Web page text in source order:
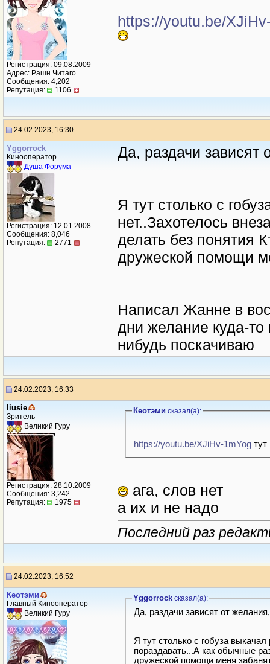
Регистрация: 09.08.2009
Адрес: Рашн Читаго
Сообщения: 4,202
Репутация:
1106
https://youtu.be/
24.02.2023, 16:30
Yggorrock
Кинооператор
Душа Форума
Регистрация: 12.01.2008
Сообщения: 8,046
Репутация:
2771
Да, раздачи зависят
Я тут столько с
нет..Захотелось
делать без понятия
дружеской помощи
Написал Жанне в
дни желание куда-
нибудь поскачиваю
24.02.2023, 16:33
liusie
Зритель
Великий Гуру
Регистрация: 28.10.2009
Сообщения: 3,242
Репутация:
1975
Кеотэми сказал(a):
https://youtu.be/XJiHv-1mYogтут
ага, слов нет
а их и не надо
Последний раз
24.02.2023, 16:52
Кеотэми
Главный Кинооператор
Великий Гуру
Yggorrockсказал(a):
Да, раздачи зависят от
Я тут столько с гобуза
пораздавать...А как обычные